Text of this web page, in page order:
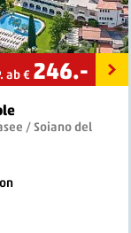
ab € 246.-
/ Soiano del